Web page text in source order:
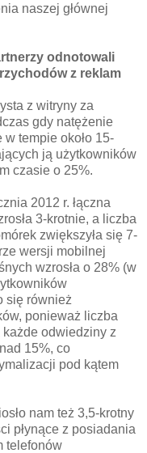
naszej głównej
odnotowali
z reklam
z witryny za
gdy natężenie
tempie około 15-
ją użytkowników
czasie o 25%.
2012 r. łączna
3-krotnie, a liczba
zwiększyła się 7-
wersji mobilnej
wzrosła o 28% (w
się również
ponieważ liczba
odwiedziny z
15%, co
pod kątem
nam też 3,5-krotny
płynące z posiadania
telefonów